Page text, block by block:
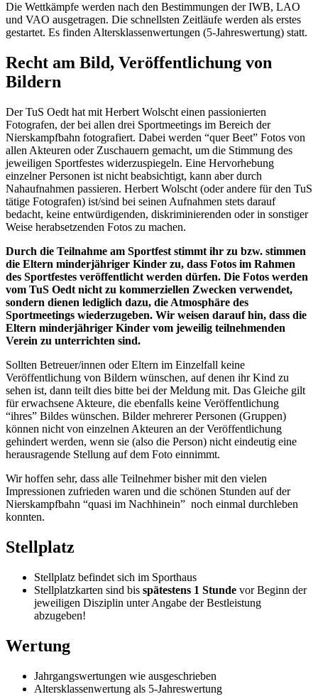
Die Wettkämpfe werden nach den Bestimmungen der IWB, LAO
und VAO ausgetragen. Die schnellsten Zeitläufe werden als erstes
gestartet. Es finden Altersklassenwertungen (5-Jahreswertung) statt.
Recht am Bild, Veröffentlichung von
Bildern
Der TuS Oedt hat mit Herbert Wolscht einen passionierten
Fotografen, der bei allen drei Sportmeetings im Bereich der
Nierskampfbahn fotografiert. Dabei werden “quer Beet” Fotos von
allen Akteuren oder Zuschauern gemacht, um die Stimmung des
jeweiligen Sportfestes widerzuspiegeln. Eine Hervorhebung
einzelner Personen ist nicht beabsichtigt, kann aber durch
Nahaufnahmen passieren. Herbert Wolscht (oder andere für den TuS
tätige Fotografen) ist/sind bei seinen Aufnahmen stets darauf
bedacht, keine entwürdigenden, diskriminierenden oder in sonstiger
Weise herabsetzenden Fotos zu machen.
Durch die Teilnahme am Sportfest stimmt ihr zu bzw. stimmen
die Eltern minderjähriger Kinder zu, dass Fotos im Rahmen
des Sportfestes veröffentlicht werden dürfen. Die Fotos werden
vom TuS Oedt nicht zu kommerziellen Zwecken verwendet,
sondern dienen lediglich dazu, die Atmosphäre des
Sportmeetings wiederzugeben. Wir weisen darauf hin, dass die
Eltern minderjähriger Kinder vom jeweilig teilnehmenden
Verein zu unterrichten sind.
Sollten Betreuer/innen oder Eltern im Einzelfall keine
Veröffentlichung von Bildern wünschen, auf denen ihr Kind zu
sehen ist, dann teilt dies bitte bei der Meldung mit. Das Gleiche gilt
für erwachsene Akteure, die ebenfalls keine Veröffentlichung
“ihres” Bildes wünschen. Bilder mehrerer Personen (Gruppen)
können nicht von einzelnen Akteuren an der Veröffentlichung
gehindert werden, wenn sie (also die Person) nicht eindeutig eine
herausragende Stellung auf dem Foto einnimmt.
Wir hoffen sehr, dass alle Teilnehmer bisher mit den vielen
Impressionen zufrieden waren und die schönen Stunden auf der
Nierskampfbahn “quasi im Nachhinein” noch einmal durchleben
konnten.
Stellplatz
Stellplatz befindet sich im Sporthaus
Stellplatzkarten sind bis spätestens 1 Stunde vor Beginn der
jeweiligen Disziplin unter Angabe der Bestleistung
abzugeben!
Wertung
Jahrgangswertungen wie ausgeschrieben
Altersklassenwertung als 5-Jahreswertung